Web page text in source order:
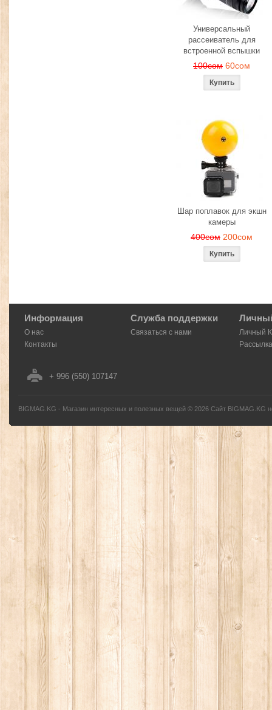
Универсальный
рассеиватель для
встроенной вспышки
100сом 60сом
Шар поплавок для экшн
камеры
400сом 200сом
Информация
О нас
Контакты
Служба поддержки
Связаться с нами
Личный
Рассылка
+ 996 (550) 107147
BIGMAG.KG - Магазин интересных и полезных вещей © 2026 Сайт BIGMAG.KG
без письменного разрешения автора - запрещено, и будет преследоваться по